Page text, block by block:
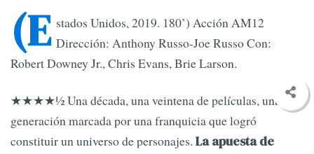
(E stados Unidos, 2019. 180’) Acción AM12
Dirección: Anthony Russo-Joe Russo Con:
Robert Downey Jr., Chris Evans, Brie Larson.
★★★★1⁄2 Una década, una veintena de películas, una
generación marcada por una franquicia que logró
constituir un universo de personajes. La apuesta de